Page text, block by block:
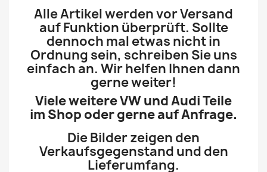
Alle Artikel werden vor Versand
auf Funktion überprüft. Sollte
dennoch mal etwas nicht in
Ordnung sein, schreiben Sie uns
einfach an. Wir helfen Ihnen dann
gerne weiter!
Viele weitere VW und Audi Teile
im Shop oder gerne auf Anfrage.
Die Bilder zeigen den
Verkaufsgegenstand und den
Lieferumfang.